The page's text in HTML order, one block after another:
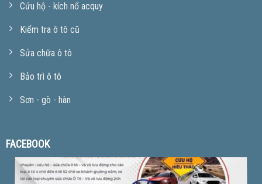
Cứu hộ - kích nổ acquy
Kiểm tra ô tô cũ
Sửa chữa ô tô
Bảo trì ô tô
Sơn - gò - hàn
FACEBOOK